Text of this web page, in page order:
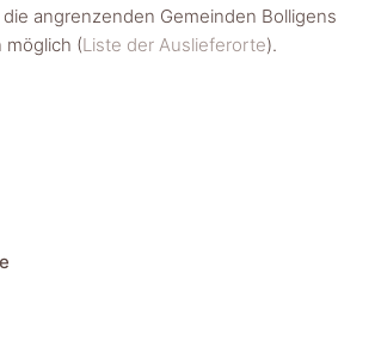
die angrenzenden Gemeinden Bolligens
möglich (Liste der Auslieferorte).